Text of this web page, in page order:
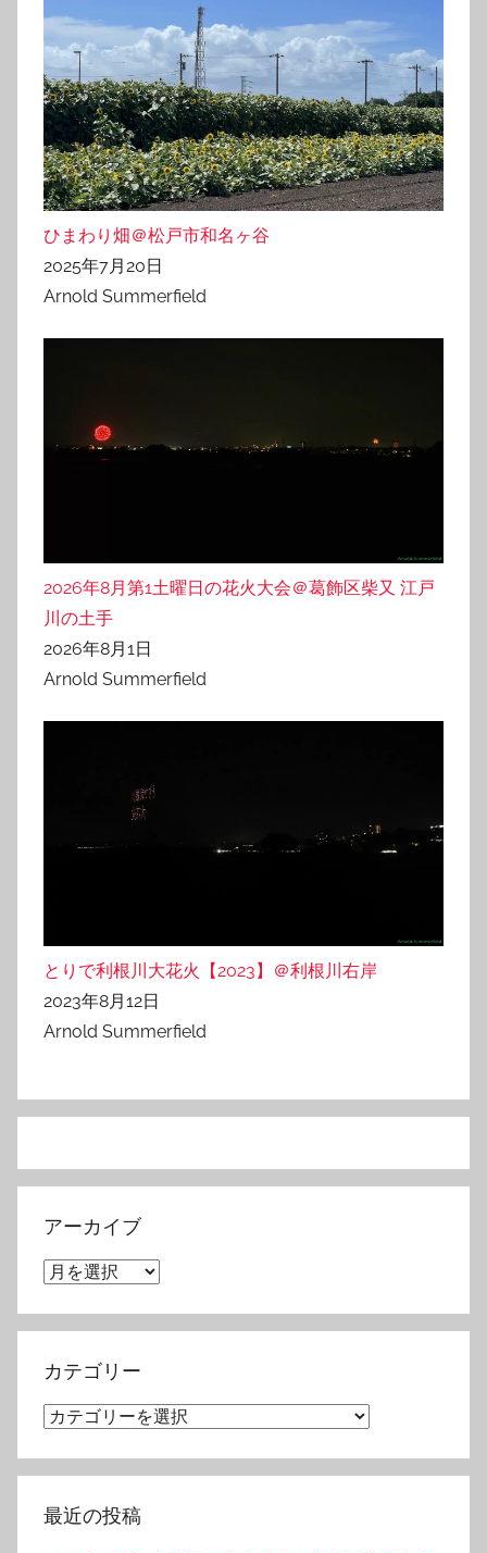
ひまわり畑＠松戸市和名ヶ谷
2025年7月20日
Arnold Summerfield
2026年8月第1土曜日の花火大会＠葛飾区柴又 江戸
川の土手
2026年8月1日
Arnold Summerfield
とりで利根川大花火【2023】＠利根川右岸
2023年8月12日
Arnold Summerfield
アーカイブ
ア
カ
イ
カテゴリー
カ
ゴ
リ
最近の投稿